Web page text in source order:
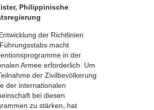
Philippinische
der Richtlinien
macht
in der
Armee erforderlich. Um
der Zivilbevölkerung
der internationalen
bei diesen
zu stärken, hat